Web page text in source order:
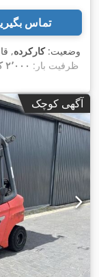
تماس
وضعیت:کارکرده,
, ظرفیت بار: ۲٬۰۰۰ کیلوگرم
دکل:تریپلکس
آگهی کوچک